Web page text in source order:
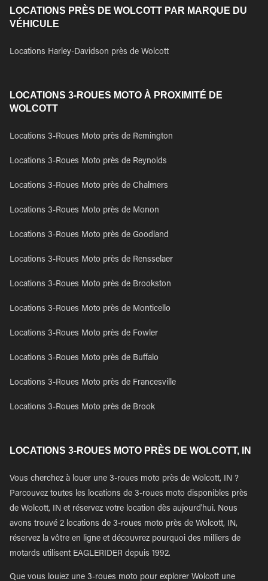
LOCATIONS PRÈS DE WOLCOTT PAR MARQUE DU
VÉHICULE
Locations Harley-Davidson près de Wolcott
LOCATIONS 3-ROUES MOTO À PROXIMITÉ DE
WOLCOTT
Locations 3-Roues Moto près de Remington
Locations 3-Roues Moto près de Reynolds
Locations 3-Roues Moto près de Chalmers
Locations 3-Roues Moto près de Monon
Locations 3-Roues Moto près de Goodland
Locations 3-Roues Moto près de Rensselaer
Locations 3-Roues Moto près de Brookston
Locations 3-Roues Moto près de Monticello
Locations 3-Roues Moto près de Fowler
Locations 3-Roues Moto près de Buffalo
Locations 3-Roues Moto près de Francesville
Locations 3-Roues Moto près de Brook
LOCATIONS 3-ROUES MOTO PRÈS DE WOLCOTT, IN
Vous cherchez à louer une 3-roues moto près de Wolcott, IN ?
Parcouvez toutes les locations de 3-roues moto disponibles près
de Wolcott, IN et réservez votre location dès aujourd'hui. Nous
avons trouvé 2 locations de 3-roues moto près de Wolcott, IN,
réservez la vôtre en ligne et découvrez pourquoi des milliers de
motards utilisent EAGLERIDER depuis 1992.
Que vous louiez une 3-roues moto pour explorer Wolcott une